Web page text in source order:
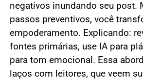
negativos inundando seu post.
passos preventivos, você
empoderamento. Explicando:
fontes primárias, use IA para
para tom emocional. Essa
laços com leitores, que veem